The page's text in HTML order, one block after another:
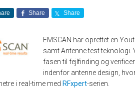
Share Share
EMSCAN har oprettet en
samt Antenne test teknologi.
fasen til fejlfinding og
indenfor antenne design,
i real-time med RFxpert-serien.